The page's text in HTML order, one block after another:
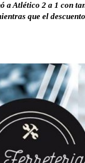
a Atlético 2 a 1 con
que el